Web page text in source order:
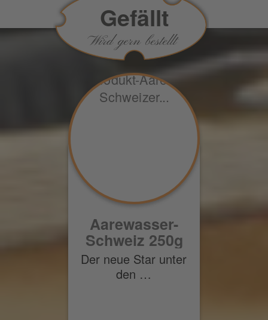
Gefällt
Wird gern bestellt
Aarewasser-
Schweiz 250g
Der neue Star unter
den …